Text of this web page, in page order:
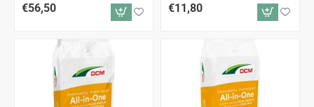
€56,50 €11,80